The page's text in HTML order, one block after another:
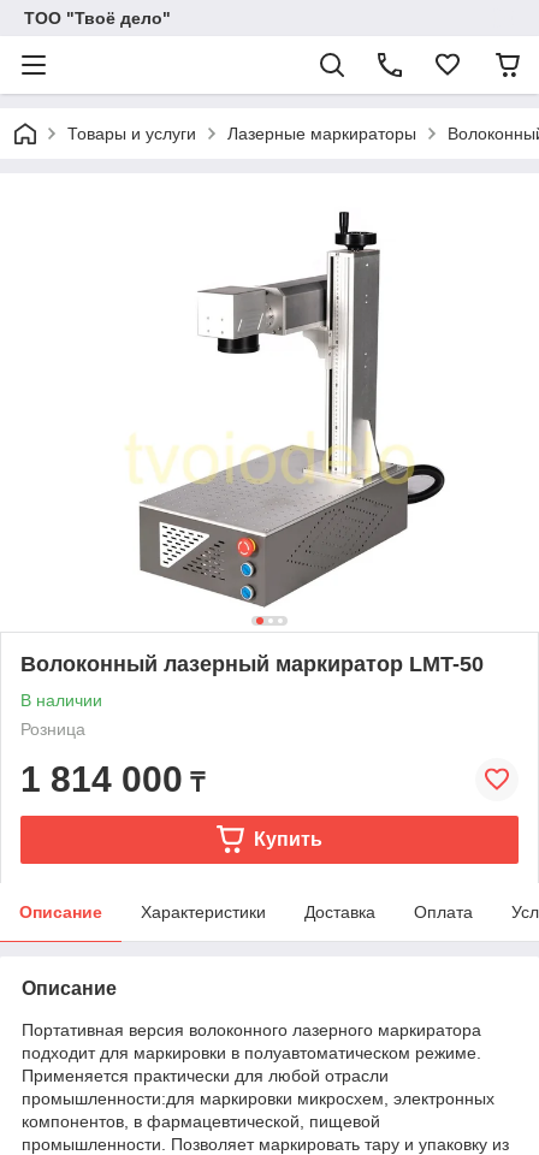
ТОО "Твоё дело"
Товары и услуги Лазерные маркираторы
Волоконный лазерный маркиратор LMT-50
В наличии
Розница
1 814 000 ₸
Купить
Описание Характеристики Доставка Оплата
Описание
Портативная версия волоконного лазерного маркиратора
подходит для маркировки в полуавтоматическом режиме.
Применяется практически для любой отрасли
промышленности:для маркировки микросхем, электронных
компонентов, в фармацевтической, пищевой
промышленности. Позволяет маркировать тару и упаковку из